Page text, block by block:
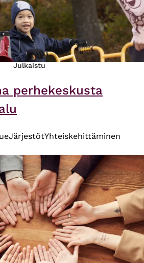
Julkaistu
perhekeskusta
JärjestötYhteiskehittäminen